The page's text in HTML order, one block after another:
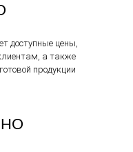
доступные цены,
а также
продукции